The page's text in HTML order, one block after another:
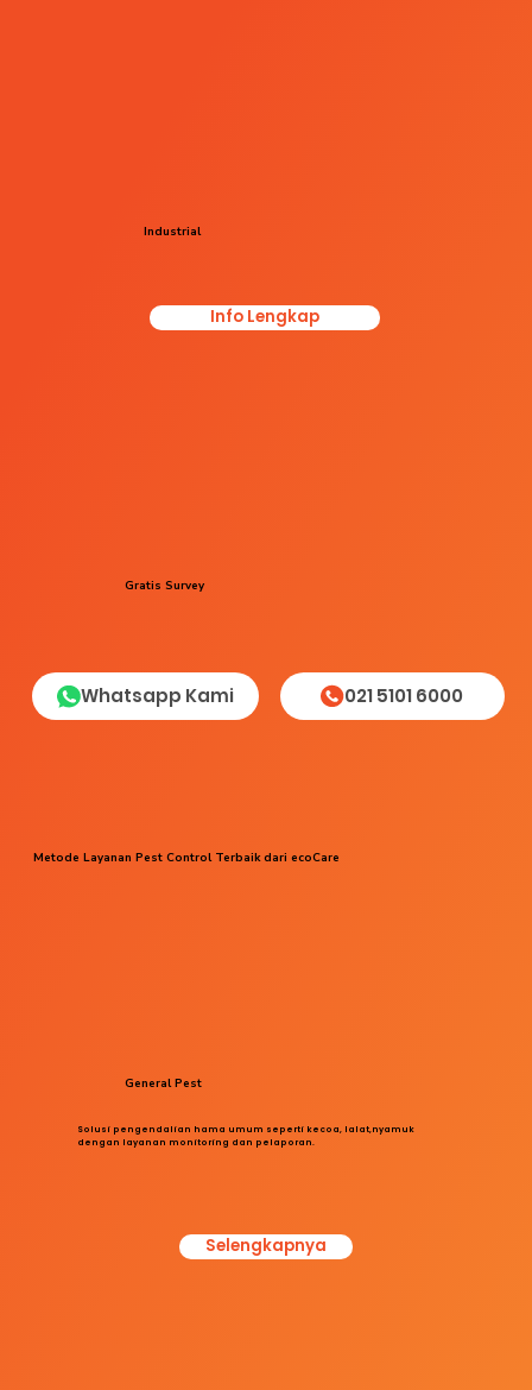
Gratis Survey
Industrial
Info Lengkap
Whatsapp Kami 021 5101 6000
Metode Layanan Pest Control Terbaik dari ecoCare
Solusi pengendalian hama umum seperti kecoa, lalat,nyamuk
dengan layanan monitoring dan pelaporan.
General Pest
Selengkapnya